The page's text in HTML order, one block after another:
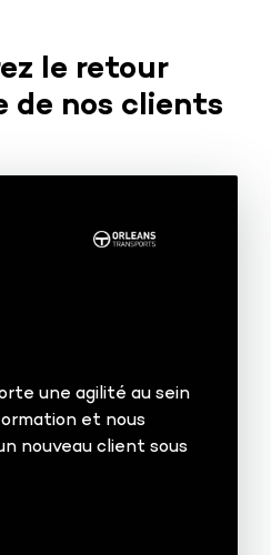
le retour
de nos clients
une agilité au sein
et nous
nouveau client sous